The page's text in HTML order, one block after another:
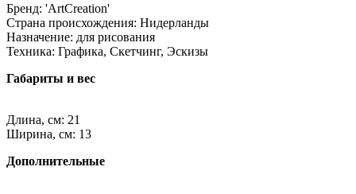
Бренд: 'ArtCreation'
Страна происхождения: Нидерланды
Назначение: для рисования
Техника: Графика, Скетчинг, Эскизы
Габариты и вес
Длина, см: 21
Ширина, см: 13
Дополнительные